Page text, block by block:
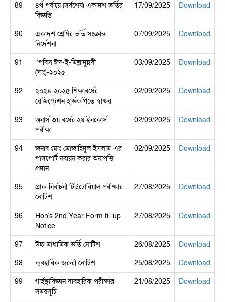
89
৪র্থ পর্যায়ে (সর্বশেষ) একাদশ ভর্তির
বিজ্ঞপ্তি
17/09/2025 Download
90
একাদশ শ্রেণির ভর্তি সংক্রান্ত
নির্দেশনা
07/09/2025 Download
91
‘‘পবিত্র ঈদ-ই-মিল্লাদুন্নবী
(সাঃ)-২০২৫
03/09/2025 Download
92
২০২৪-২০২৫ শিক্ষাবর্ষের
রেজিস্ট্রেশন হার্ডকপিতে স্বাক্ষর
02/09/2025 Download
93
অনার্স ৩য় বর্ষের ২য় ইনকোর্স
পরীক্ষা
02/09/2025 Download
94
জনাব মোঃ মোজাহিদুল ইসলাম এর
পাসপোর্ট নবায়ন করার অনাপত্তি
প্রদান
02/09/2025 Download
95
প্রাক-নির্বাচনী টিউটোরিয়াল পরীক্ষার
নোটিশ
27/08/2025 Download
96
Hon's 2nd Year Form fil-up
Notice
27/08/2025 Download
97 উচ্চ মাধ্যমিক ভর্তি নোটিশ 26/08/2025
Download
98
ব্যবহারিক জরুরী নোটিশ 25/08/2025
Download
99
গার্হস্থ্যবিজ্ঞান ব্যবহারিক পরীক্ষার
সময়সূচি
21/08/2025 Download